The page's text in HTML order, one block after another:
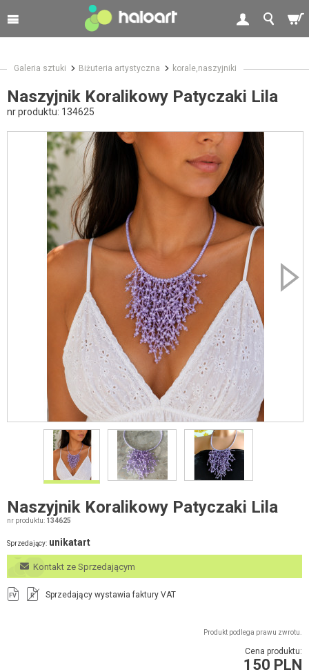
Galeria sztuki Biżuteria artystyczna korale,naszyjniki
Naszyjnik Koralikowy Patyczaki Lila
nr produktu: 134625
Naszyjnik Koralikowy Patyczaki Lila
nr produktu: 134625
Sprzedający: unikatart
Kontakt ze Sprzedającym
FV R Sprzedający wystawia faktury VAT
Produkt podlega prawu zwrotu.
Cena produktu:
150 PLN